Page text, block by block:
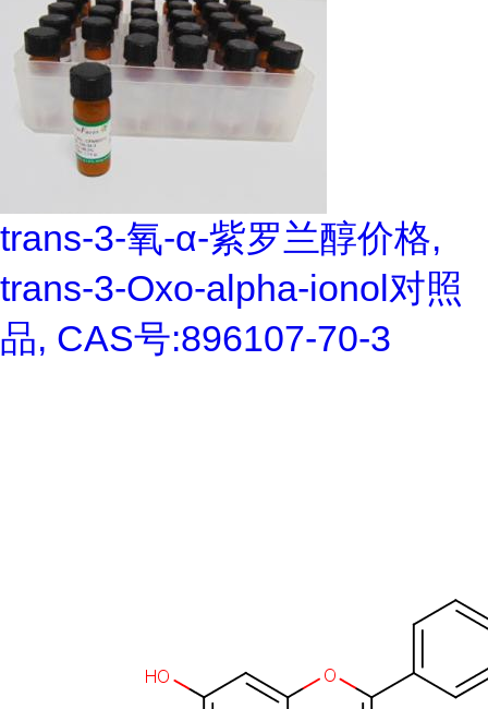
trans-3-氧-α-紫罗兰醇价格,
trans-3-Oxo-alpha-ionol对照
品, CAS号:896107-70-3